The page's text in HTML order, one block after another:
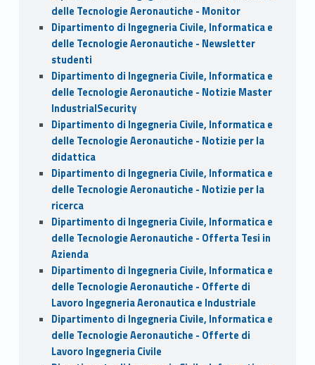
delle Tecnologie Aeronautiche - Monitor
Dipartimento di Ingegneria Civile, Informatica e
delle Tecnologie Aeronautiche - Newsletter
studenti
Dipartimento di Ingegneria Civile, Informatica e
delle Tecnologie Aeronautiche - Notizie Master
IndustrialSecurity
Dipartimento di Ingegneria Civile, Informatica e
delle Tecnologie Aeronautiche - Notizie per la
didattica
Dipartimento di Ingegneria Civile, Informatica e
delle Tecnologie Aeronautiche - Notizie per la
ricerca
Dipartimento di Ingegneria Civile, Informatica e
delle Tecnologie Aeronautiche - Offerta Tesi in
Azienda
Dipartimento di Ingegneria Civile, Informatica e
delle Tecnologie Aeronautiche - Offerte di
Lavoro Ingegneria Aeronautica e Industriale
Dipartimento di Ingegneria Civile, Informatica e
delle Tecnologie Aeronautiche - Offerte di
Lavoro Ingegneria Civile